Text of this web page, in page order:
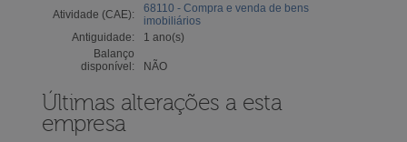
Atividade (CAE):
68110 - Compra e venda de bens
imobiliários
Antiguidade:
1 ano(s)
Balanço
disponível:
NÃO
Últimas alterações a esta
empresa